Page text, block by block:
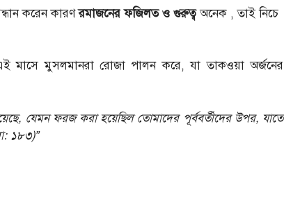
করেন কারণরমাজনের ফজিলত ও গুরুত্বঅনেক , তাই নিচে
মাসে মুসলমানরা রোজা পালন করে, যা তাকওয়া অর্জনের
যেমন ফরজ করা হয়েছিল তোমাদের পূর্ববর্তীদের উপর, যাতে
১৮৩)”